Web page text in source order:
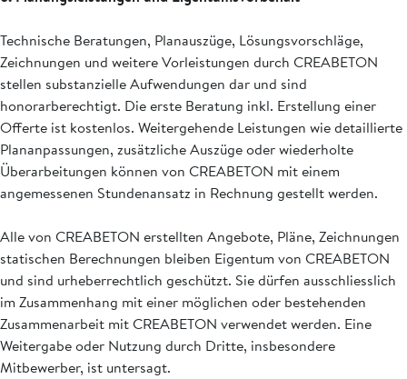
Technische Beratungen, Planauszüge, Lösungsvorschläge,
Zeichnungen und weitere Vorleistungen durch CREABETON
stellen substanzielle Aufwendungen dar und sind
honorarberechtigt. Die erste Beratung inkl. Erstellung einer
Offerte ist kostenlos. Weitergehende Leistungen wie detaillierte
Plananpassungen, zusätzliche Auszüge oder wiederholte
Überarbeitungen können von CREABETON mit einem
angemessenen Stundenansatz in Rechnung gestellt werden.
Alle von CREABETON erstellten Angebote, Pläne, Zeichnungen
statischen Berechnungen bleiben Eigentum von CREABETON
und sind urheberrechtlich geschützt. Sie dürfen ausschliesslich
im Zusammenhang mit einer möglichen oder bestehenden
Zusammenarbeit mit CREABETON verwendet werden. Eine
Weitergabe oder Nutzung durch Dritte, insbesondere
Mitbewerber, ist untersagt.